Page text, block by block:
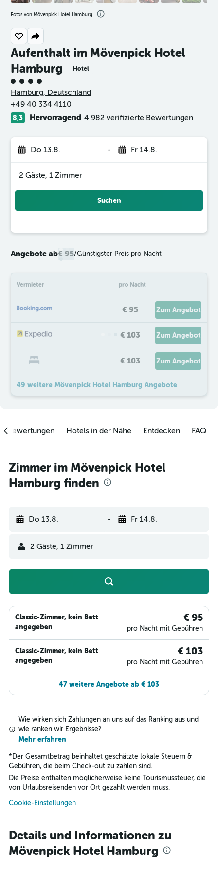
Aufenthalt im Mövenpick Hotel
Hamburg
Hotel
Bewertungskategorie 4
Hamburg, Deutschland
+49 40 334 4110
8,3 Hervorragend 4 982 verifizierte Bewertungen
Do 13.8. - Fr 14.8.
2 Gäste, 1 Zimmer
Suchen
Angebote ab€ 95/Günstigster Preis pro Nacht
Vermieter pro Nacht
€ 95 Zum Angebot
€ 103 Zum Angebot
€ 103 Zum Angebot
49 weitere Mövenpick Hotel Hamburg Angebote
Fotos von Mövenpick Hotel Hamburg
Hotels in der Nähe Entdecken FAQ
Zimmer im Mövenpick Hotel
Hamburg finden
Do 13.8. - Fr 14.8.
2 Gäste, 1 Zimmer
Classic-Zimmer, kein Bett
angegeben
€ 95
pro Nacht mit Gebühren
Classic-Zimmer, kein Bett
angegeben
€ 103
pro Nacht mit Gebühren
47 weitere Angebote ab € 103
Wie wirken sich Zahlungen an uns auf das Ranking aus und
wie ranken wir Ergebnisse?
Mehr erfahren
* Der Gesamtbetrag beinhaltet geschätzte lokale Steuern &
Gebühren, die beim Check-out zu zahlen sind.
Die Preise enthalten möglicherweise keine Tourismussteuer, die
von Urlaubsreisenden vor Ort gezahlt werden muss.
Cookie-Einstellungen
Details und Informationen zu
Mövenpick Hotel Hamburg